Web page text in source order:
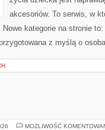
akcesoriów. To serwis, w
kategorie na stronie
z myślą o
MOŻLIWOŚĆ